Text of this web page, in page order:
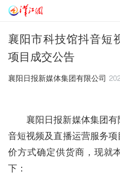
襄阳市科技馆抖音短
项目成交公告
襄阳日报新媒体集团有限公司
襄阳日报新媒体集团
音短视频及直播运营服务项
价方式确定供货商，现就
下：